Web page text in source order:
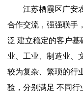
江苏栖霞区广安
合作交流，强强联手
泛 建立稳定的客户
业、工业、制造业、
较为复杂、繁琐的行
验，分别满足 不同